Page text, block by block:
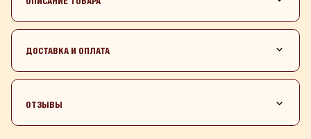
ДОСТАВКА И ОПЛАТА
ОТЗЫВЫ